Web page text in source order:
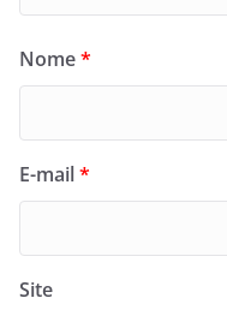
Nome*
E-mail*
Site